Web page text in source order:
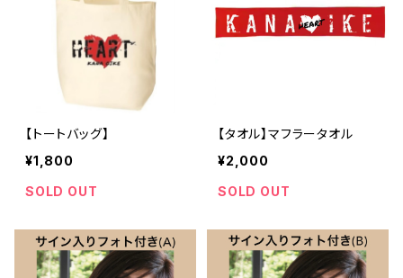
【トートバッグ】
¥1,800
SOLD OUT
【タオル】マフラータオル
¥2,000
SOLD OUT